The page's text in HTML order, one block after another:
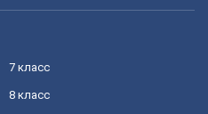
7 класс
8 класс